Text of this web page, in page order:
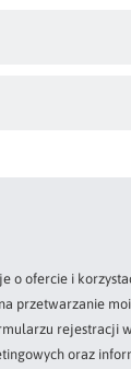
GSM, Skład:
dobry
o ofercie i
przetwarzanie
rejestracji
oraz